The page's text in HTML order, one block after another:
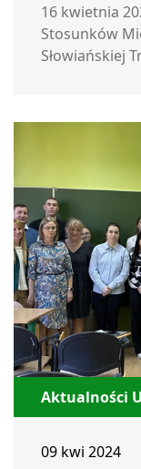
16 kwietnia
Stosunków
Słowiańskiej
Aktualności
09 kwi 2024